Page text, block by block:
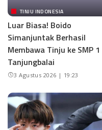
TINJU INDONESIA
Luar Biasa! Boido
Simanjuntak Berhasil
Membawa Tinju ke SMP 1
Tanjungbalai
3 Agustus 2026 | 19:23